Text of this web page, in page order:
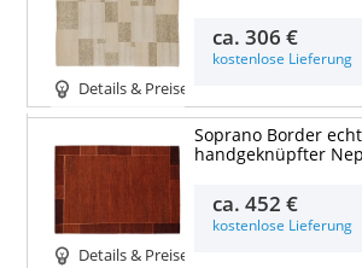
Details & Preise
ca.306 €
kostenlose Lieferung
Details & Preise
Soprano Border
handgeknüpfter
ca.452 €
kostenlose Lieferung